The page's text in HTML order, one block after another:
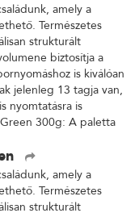
amely a
Természetes
strukturált
biztosítja a
is kiválóan
jelenleg 13 tagja van,
nyomtatásra is
300g: A paletta
amely a
Természetes
strukturált